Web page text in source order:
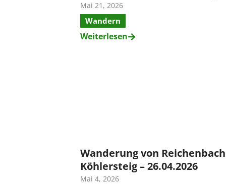
Mai 21, 2026
Wandern
Weiterlesen
Wanderung von
Köhlersteig – 26.04.2026
Mai 4, 2026